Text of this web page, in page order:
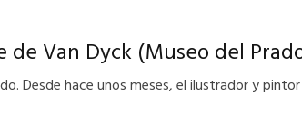
Van Dyck (Museo del
Desde hace unos meses, el ilustrador y